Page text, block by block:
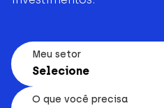
Meu setor
Selecione
O que você precisa